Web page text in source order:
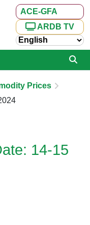
ACE-GFA
ARDB TV
Prices
14-15